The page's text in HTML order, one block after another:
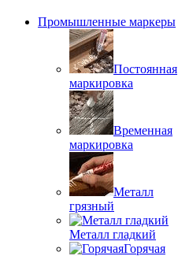
Промышленные маркеры
Постоянная
маркировка
Временная
маркировка
Металл
грязный
Металл гладкий
Горячая